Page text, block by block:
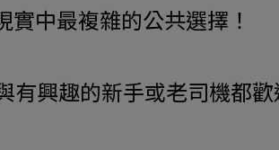
中最複雜的公共選擇！
有興趣的新手或老司機都歡